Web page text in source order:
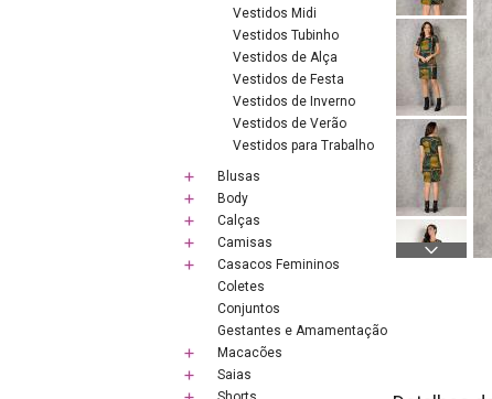
Vestidos Midi
Vestidos Tubinho
Vestidos de Alça
Vestidos de Festa
Vestidos de Inverno
Vestidos de Verão
Vestidos para Trabalho
Blusas
Body
Calças
Camisas
Casacos Femininos
Coletes
Conjuntos
Gestantes e Amamentação
Macacões
Saias